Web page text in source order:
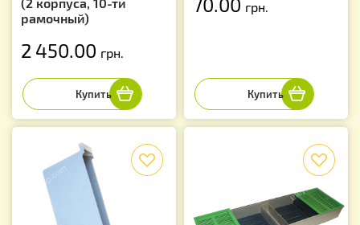
рамочный)
2 450.00 грн.
грн.